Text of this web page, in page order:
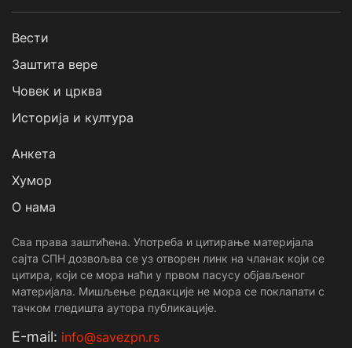
Вести
Заштита вере
Човек и црква
Историја и култура
Анкета
Хумор
О нама
Сва права заштићена. Употреба и цитирање материјала
сајта СПН дозвољва се уз отворен линк на чланак који се
цитира, који се мора наћи у првом пасусу објављеног
материјала. Мишљење редакције не мора се поклапати с
тачком гледишта аутора публикације.
Е-mail: info@savezpn.rs